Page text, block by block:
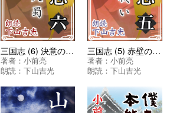
三国志 (6) 決意の入蜀
著者： 小前亮
朗読： 下山吉光
三国志 (5) 赤壁の戦い
著者：小前亮
朗読：下山吉光